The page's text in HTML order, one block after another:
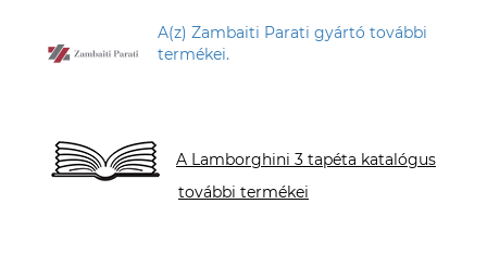
A(z) Zambaiti Parati gyártó további
termékei.
A Lamborghini 3 tapéta katalógus
további termékei